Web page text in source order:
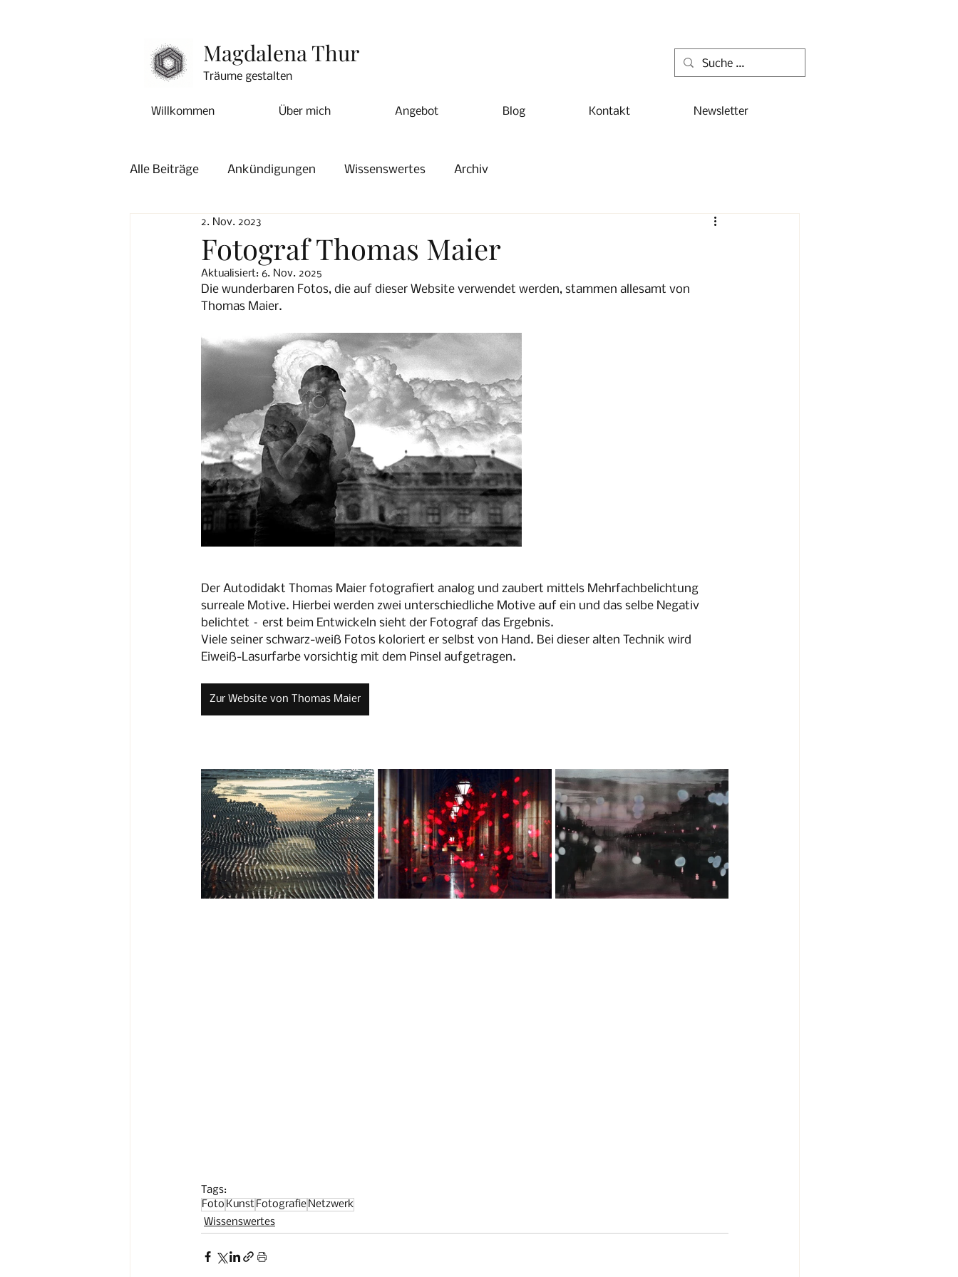
Magdalena Thur
Träume gestalten
Willkommen Über mich Angebot Blog Kontakt Newsletter
Alle Beiträge Ankündigungen Wissenswertes Archiv
Fotograf Thomas Maier
2. Nov. 2023
Aktualisiert: 6. Nov. 2025
Die wunderbaren Fotos, die auf dieser Website verwendet werden, stammen allesamt von
Thomas Maier.
Der Autodidakt Thomas Maier fotografiert analog und zaubert mittels Mehrfachbelichtung
surreale Motive. Hierbei werden zwei unterschiedliche Motive auf ein und das selbe Negativ
belichtet – erst beim Entwickeln sieht der Fotograf das Ergebnis.
Viele seiner schwarz-weiß Fotos koloriert er selbst von Hand. Bei dieser alten Technik wird
Eiweiß-Lasurfarbe vorsichtig mit dem Pinsel aufgetragen.
Zur Website von Thomas Maier
Tags:
Foto Kunst Fotografie Netzwerk
Wissenswertes